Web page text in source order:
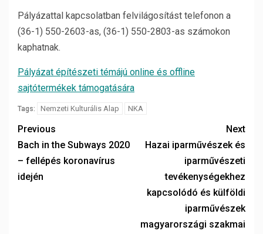
Pályázattal kapcsolatban felvilágosítást telefonon a
(36-1) 550-2603-as, (36-1) 550-2803-as számokon
kaphatnak.
Pályázat építészeti témájú online és offline
sajtótermékek támogatására
Tags: Nemzeti Kulturális Alap NKA
Previous
Bach in the Subways 2020
– fellépés koronavírus
idején
Next
Hazai iparművészek és
iparművészeti
tevékenységekhez
kapcsolódó és külföldi
iparművészek
magyarországi szakmai